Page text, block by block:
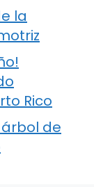
la
Rico
de